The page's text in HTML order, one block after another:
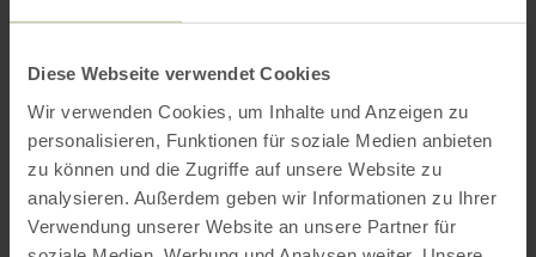
Diese Webseite verwendet Cookies
Wir verwenden Cookies, um Inhalte und Anzeigen zu
personalisieren, Funktionen für soziale Medien anbieten
zu können und die Zugriffe auf unsere Website zu
analysieren. Außerdem geben wir Informationen zu Ihrer
Verwendung unserer Website an unsere Partner für